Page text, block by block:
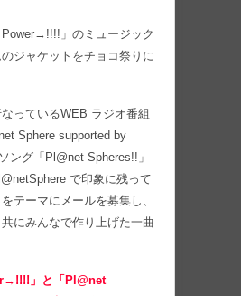
Power→!!!!」のミュージック
ジャケットをチョコ祭りに
っているWEB ラジオ番組
Sphere supported by
ング「Pl@net Spheres!!」
で印象に残って
テーマにメールを募集し、
にみんなで作り上げた⼀曲
」と「Pl@net